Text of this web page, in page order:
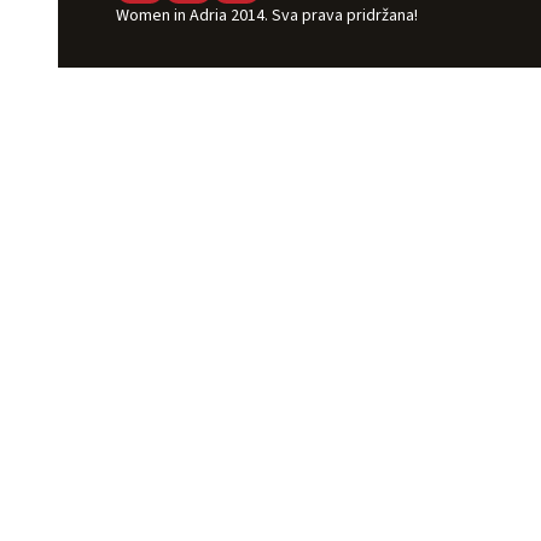
Women in Adria 2014. Sva prava pridržana!